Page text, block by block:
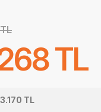
TL
3.170 TL